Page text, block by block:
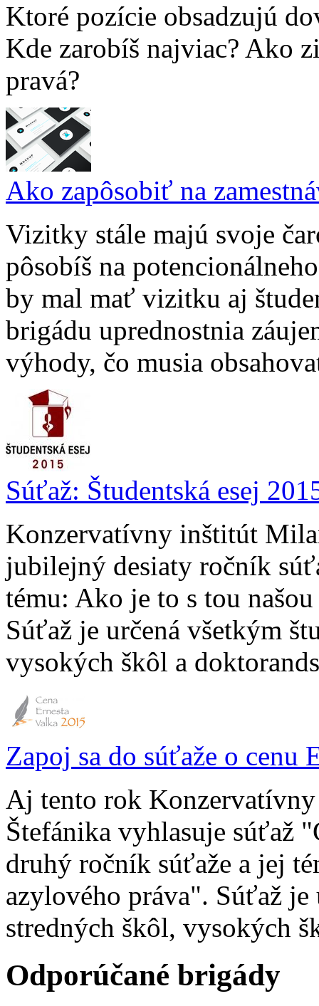
Ktoré pozície obsadzujú
Kde zarobíš najviac? Ako
pravá?
Ako zapôsobiť na
Vizitky stále majú svoje
pôsobíš na
by mal mať vizitku aj
brigádu uprednostnia
výhody, čo musia
Súťaž: Študentská esej
Konzervatívny inštitút
jubilejný desiaty ročník
tému: Ako je to s tou
Súťaž je určená všetkým
vysokých škôl a
Zapoj sa do súťaže o cenu
Aj tento rok
Štefánika vyhlasuje súťaž
druhý ročník súťaže a jej
azylového práva". Súťaž je
stredných škôl, vysokých
Odporúčané brigády